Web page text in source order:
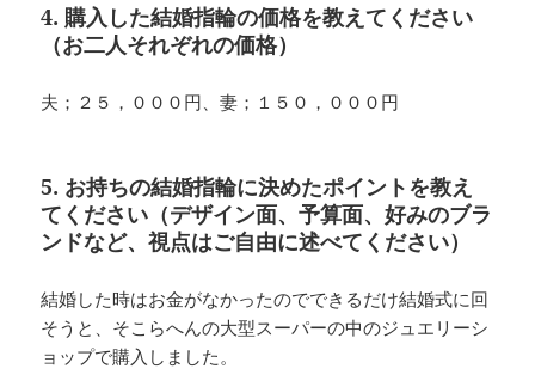
4. 購入した結婚指輪の価格を教えてください
（お二人それぞれの価格）
夫；２５，０００円、妻；１５０，０００円
5. お持ちの結婚指輪に決めたポイントを教え
てください（デザイン面、予算面、好みのブラ
ンドなど、視点はご自由に述べてください）
結婚した時はお金がなかったのでできるだけ結婚式に回
そうと、そこらへんの大型スーパーの中のジュエリーシ
ョップで購入しました。